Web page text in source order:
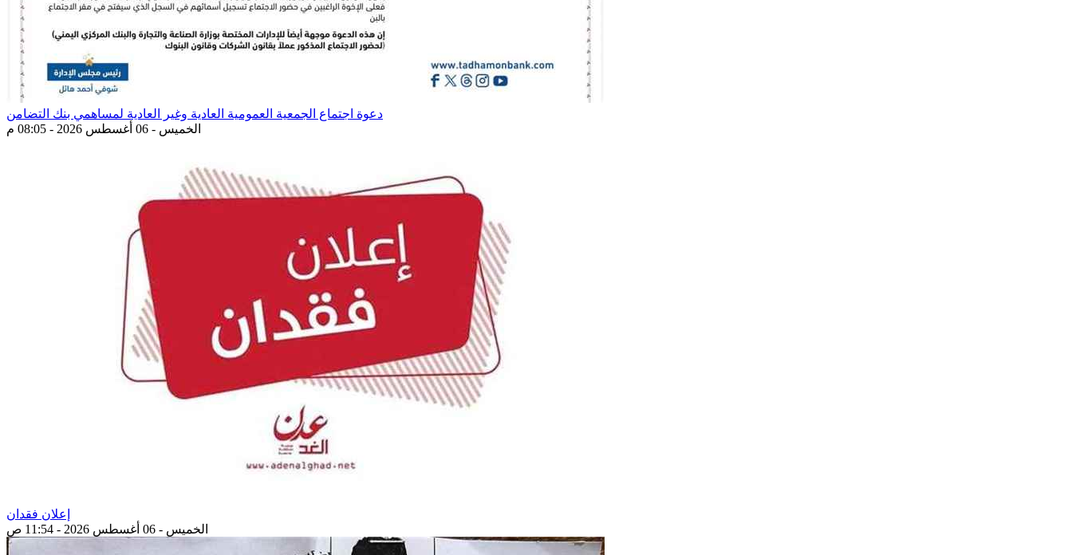
دعوة اجتماع الجمعية العمومية العادية وغير العادية لمساهمي بنك التضامن
الخميس - 06 أغسطس 2026 - 08:05 م
إعلان فقدان
الخميس - 06 أغسطس 2026 - 11:54 ص